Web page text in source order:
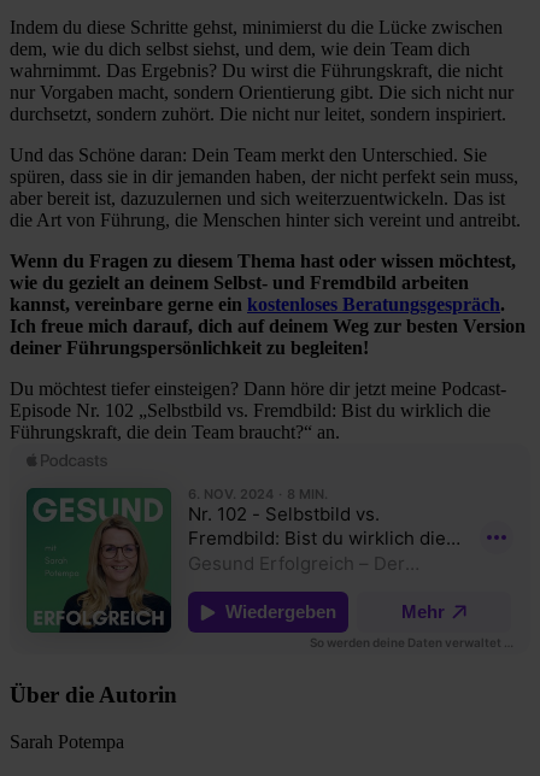
Indem du diese Schritte gehst, minimierst du die Lücke zwischen
dem, wie du dich selbst siehst, und dem, wie dein Team dich
wahrnimmt. Das Ergebnis? Du wirst die Führungskraft, die nicht
nur Vorgaben macht, sondern Orientierung gibt. Die sich nicht nur
durchsetzt, sondern zuhört. Die nicht nur leitet, sondern inspiriert.
Und das Schöne daran: Dein Team merkt den Unterschied. Sie
spüren, dass sie in dir jemanden haben, der nicht perfekt sein muss,
aber bereit ist, dazuzulernen und sich weiterzuentwickeln. Das ist
die Art von Führung, die Menschen hinter sich vereint und antreibt.
Wenn du Fragen zu diesem Thema hast oder wissen möchtest,
wie du gezielt an deinem Selbst- und Fremdbild arbeiten
kannst, vereinbare gerne ein kostenloses Beratungsgespräch.
Ich freue mich darauf, dich auf deinem Weg zur besten Version
deiner Führungspersönlichkeit zu begleiten!
Du möchtest tiefer einsteigen? Dann höre dir jetzt meine Podcast-
Episode Nr. 102 „Selbstbild vs. Fremdbild: Bist du wirklich die
Führungskraft, die dein Team braucht?“ an.
Über die Autorin
Sarah Potempa